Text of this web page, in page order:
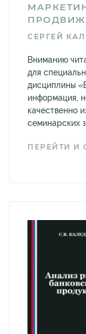
СЕРГЕЙ
Вниманию
для
дисциплины
информация,
качественно
семинарских
ПЕРЕЙТИ И